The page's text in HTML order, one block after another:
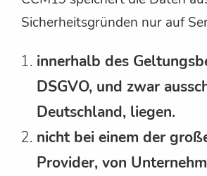
Sicherheitsgründen nur auf
innerhalb des
DSGVO, und zwar
Deutschland, liegen.
nicht bei einem der
Provider, von